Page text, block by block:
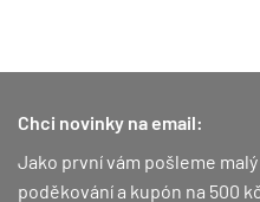
Chci novinky na email:
Jako první vám pošleme
poděkování a kupón na 500